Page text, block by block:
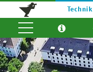
Technik